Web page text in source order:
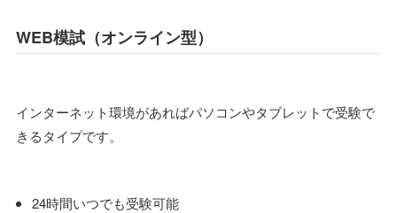
WEB模試（オンライン型）
インターネット環境があればパソコンやタブレットで受験で
きるタイプです。
24時間いつでも受験可能